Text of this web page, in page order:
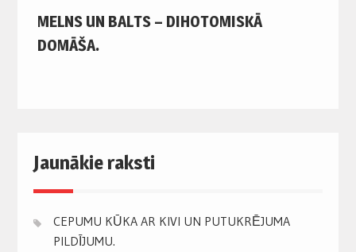
MELNS UN BALTS – DIHOTOMISKĀ
DOMĀŠA.
Jaunākie raksti
CEPUMU KŪKA AR KIVI UN PUTUKRĒJUMA
PILDĪJUMU.